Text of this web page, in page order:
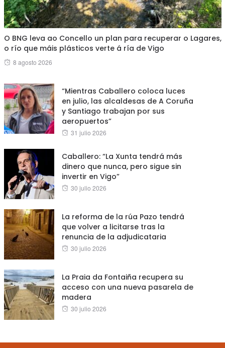
O BNG leva ao Concello un plan para recuperar o Lagares,
o río que máis plásticos verte á ría de Vigo
Posted
8 agosto 2026
“Mientras Caballero coloca luces
en julio, las alcaldesas de A Coruña
y Santiago trabajan por sus
aeropuertos”
Posted
31 julio 2026
Caballero: “La Xunta tendrá más
dinero que nunca, pero sigue sin
invertir en Vigo”
Posted
30 julio 2026
La reforma de la rúa Pazo tendrá
que volver a licitarse tras la
renuncia de la adjudicataria
Posted
30 julio 2026
La Praia da Fontaiña recupera su
acceso con una nueva pasarela de
madera
Posted
30 julio 2026